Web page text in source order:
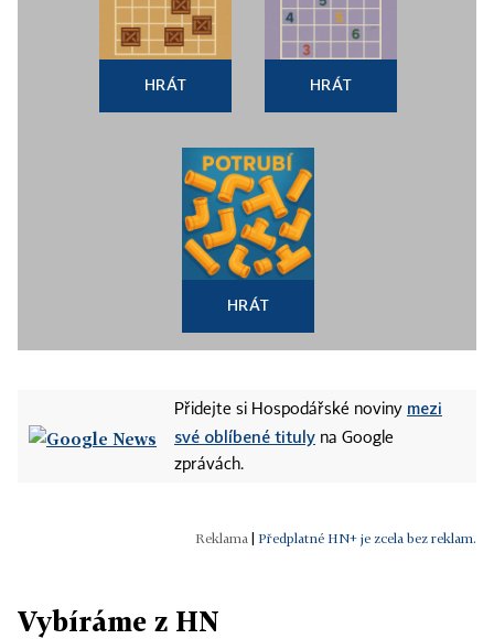
HRÁT HRÁT
HRÁT
Přidejte si Hospodářské noviny mezi
své oblíbené tituly na Google
zprávách.
Předplatné HN+ je zcela bez reklam.
Vybíráme z HN